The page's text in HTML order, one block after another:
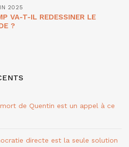
2025
VA-T-IL REDESSINER LE
?
de Quentin est un appel à ce
directe est la seule solution